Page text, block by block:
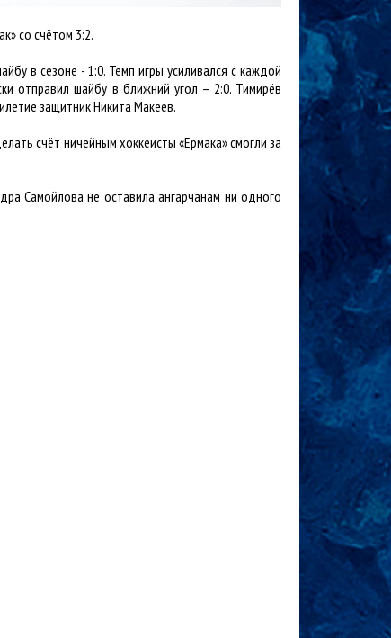
со счётом 3:2.
в сезоне - 1:0. Темп игры усиливался с каждой
отправил шайбу в ближний угол – 2:0. Тимирёв
защитник Никита Макеев.
счёт ничейным хоккеисты «Ермака» смогли за
Самойлова не оставила ангарчанам ни одного